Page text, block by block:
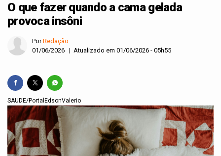
O que fazer quando a cama gelada
provoca insôni
PorRedação
01/06/2026 | Atualizado em 01/06/2026 - 05h55
SAUDE/PortalEdsonValerio